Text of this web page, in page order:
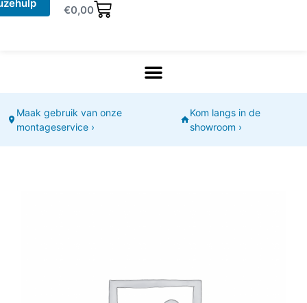
€0,00
Maak gebruik van onze
montageservice ›
Kom langs in de
showroom ›